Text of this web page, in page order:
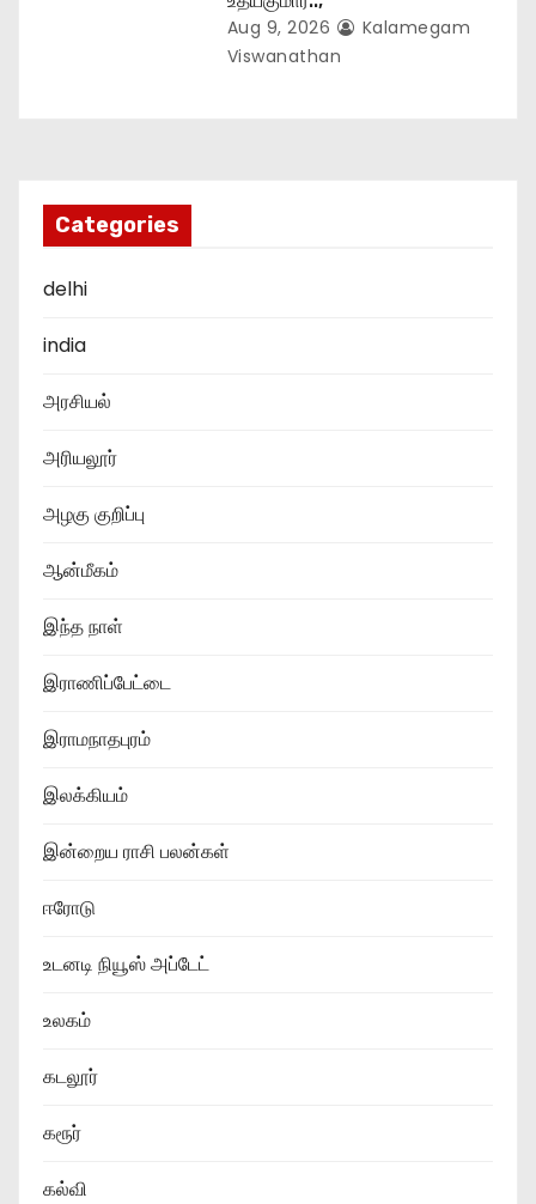
Aug 9, 2026
Kalamegam
Viswanathan
Categories
delhi
india
அரசியல்
அரியலூர்
அழகு குறிப்பு
ஆன்மீகம்
இந்த நாள்
இராணிப்பேட்டை
இராமநாதபுரம்
இலக்கியம்
இன்றைய ராசி பலன்கள்
ஈரோடு
உடனடி நியூஸ் அப்டேட்
உலகம்
கடலூர்
கரூர்
கல்வி